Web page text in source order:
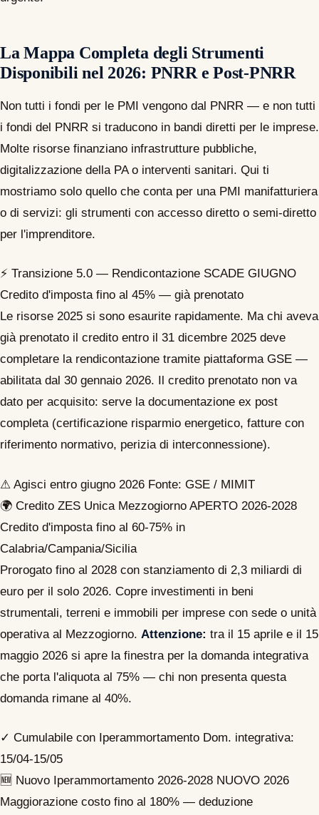
La Mappa Completa degli Strumenti
Disponibili nel 2026: PNRR e Post-PNRR
Non tutti i fondi per le PMI vengono dal PNRR — e non tutti
i fondi del PNRR si traducono in bandi diretti per le imprese.
Molte risorse finanziano infrastrutture pubbliche,
digitalizzazione della PA o interventi sanitari. Qui ti
mostriamo solo quello che conta per una PMI manifatturiera
o di servizi: gli strumenti con accesso diretto o semi-diretto
per l'imprenditore.
⚡ Transizione 5.0 — Rendicontazione SCADE GIUGNO
Credito d'imposta fino al 45% — già prenotato
Le risorse 2025 si sono esaurite rapidamente. Ma chi aveva
già prenotato il credito entro il 31 dicembre 2025 deve
completare la rendicontazione tramite piattaforma GSE —
abilitata dal 30 gennaio 2026. Il credito prenotato non va
dato per acquisito: serve la documentazione ex post
completa (certificazione risparmio energetico, fatture con
riferimento normativo, perizia di interconnessione).
⚠ Agisci entro giugno 2026 Fonte: GSE / MIMIT
🌍 Credito ZES Unica Mezzogiorno APERTO 2026-2028
Credito d'imposta fino al 60-75% in
Calabria/Campania/Sicilia
Prorogato fino al 2028 con stanziamento di 2,3 miliardi di
euro per il solo 2026. Copre investimenti in beni
strumentali, terreni e immobili per imprese con sede o unità
operativa al Mezzogiorno. Attenzione: tra il 15 aprile e il 15
maggio 2026 si apre la finestra per la domanda integrativa
che porta l'aliquota al 75% — chi non presenta questa
domanda rimane al 40%.
✓ Cumulabile con Iperammortamento Dom. integrativa:
15/04-15/05
🆕 Nuovo Iperammortamento 2026-2028 NUOVO 2026
Maggiorazione costo fino al 180% — deduzione